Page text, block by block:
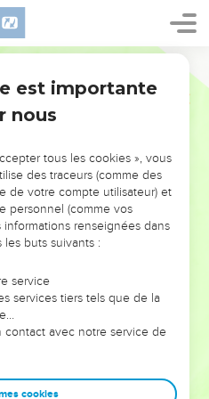
L’ÉVÉNEMENT
!
VOUS ÉVITER LES
?
moins les doutes, les erreurs
traversés, alors même que ce
ont façonnés.
entrepreneurs, et responsables
sagesse afin que leurs erreurs
est importante
nous
tous les cookies », vous
des traceurs (comme des
de votre compte utilisateur) et
personnel (comme vos
renseignées dans
buts suivants :
service
services tiers tels que de la
avec notre service de
cookies